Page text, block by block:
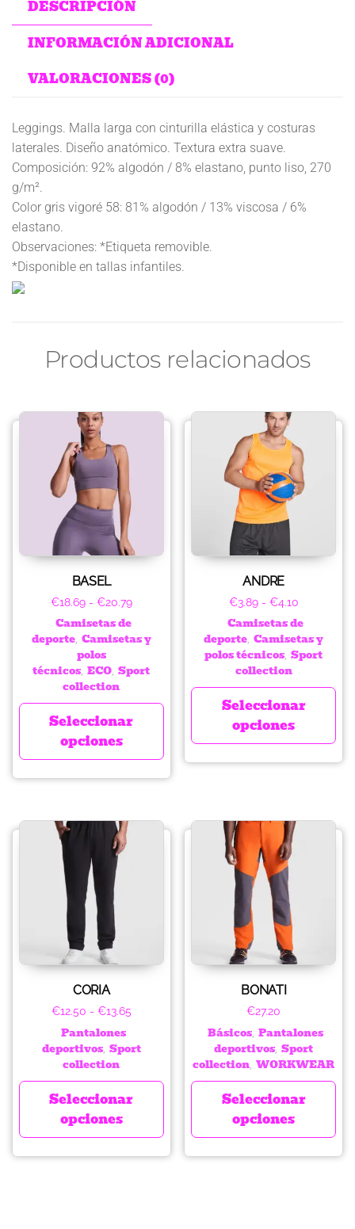
DESCRIPCIÓN
INFORMACIÓN ADICIONAL
VALORACIONES (0)
Leggings. Malla larga con cinturilla elástica y costuras
laterales. Diseño anatómico. Textura extra suave.
Composición: 92% algodón / 8% elastano, punto liso, 270
g/m².
Color gris vigoré 58: 81% algodón / 13% viscosa / 6%
elastano.
Observaciones: *Etiqueta removible.
*Disponible en tallas infantiles.
Productos relacionados
BASEL
€18.69 - €20.79
Camisetas de
deporte, Camisetas y
polos
técnicos, ECO, Sport
collection
Seleccionar
opciones
ANDRE
€3.89 - €4.10
Camisetas de
deporte, Camisetas y
polos técnicos, Sport
collection
Seleccionar
opciones
CORIA
€12.50 - €13.65
Pantalones
deportivos, Sport
collection
Seleccionar
opciones
BONATI
€27.20
Básicos Pantalones
deportivos Sport
collection WORKWEAR
Seleccionar
opciones